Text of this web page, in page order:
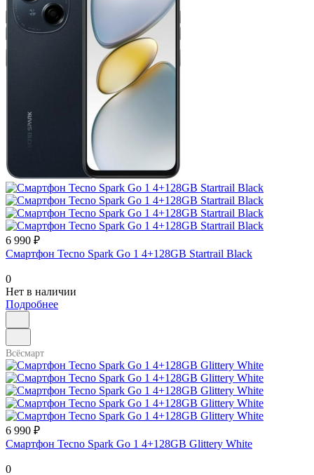
6 990 ₽
Смартфон Tecno Spark Go 1 4+128GB Startrail Black
0
Нет в наличии
Подробнее
Всёсмарт
6 990 ₽
Смартфон Tecno Spark Go 1 4+128GB Glittery White
0